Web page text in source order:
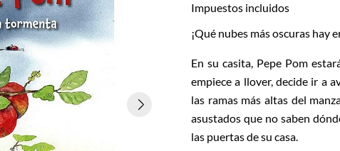
Impuestos incluidos
¡Qué nubes más oscuras hay
En su casita, Pepe Pom
empiece a llover, decide ir a
las ramas más altas del
asustados que no saben
las puertas de su casa.